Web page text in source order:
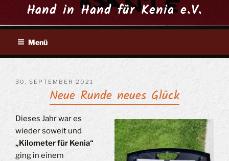
Hand in Hand für Kenia e.V.
Menü
VERÖFFENTLICHT
AM
30. SEPTEMBER 2021
Neue Runde neues Glück
Dieses Jahr war es
wieder soweit und
„Kilometer für Kenia“
ging in einem